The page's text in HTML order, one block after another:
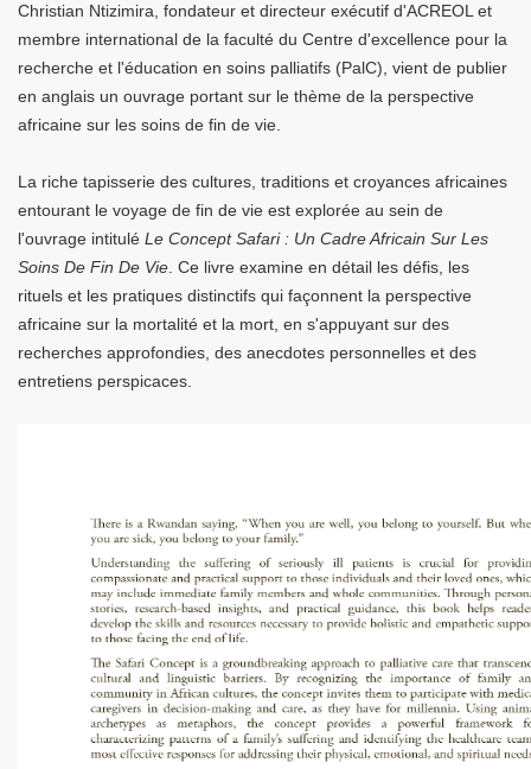
Christian Ntizimira, fondateur et directeur exécutif d'ACREOL et
membre international de la faculté du Centre d'excellence pour la
recherche et l'éducation en soins palliatifs (PalC), vient de publier
en anglais un ouvrage portant sur le thème de la perspective
africaine sur les soins de fin de vie.
La riche tapisserie des cultures, traditions et croyances africaines
entourant le voyage de fin de vie est explorée au sein de
l'ouvrage intitulé Le Concept Safari : Un Cadre Africain Sur Les
Soins De Fin De Vie . Ce livre examine en détail les défis, les
rituels et les pratiques distinctifs qui façonnent la perspective
africaine sur la mortalité et la mort, en s'appuyant sur des
recherches approfondies, des anecdotes personnelles et des
entretiens perspicaces.